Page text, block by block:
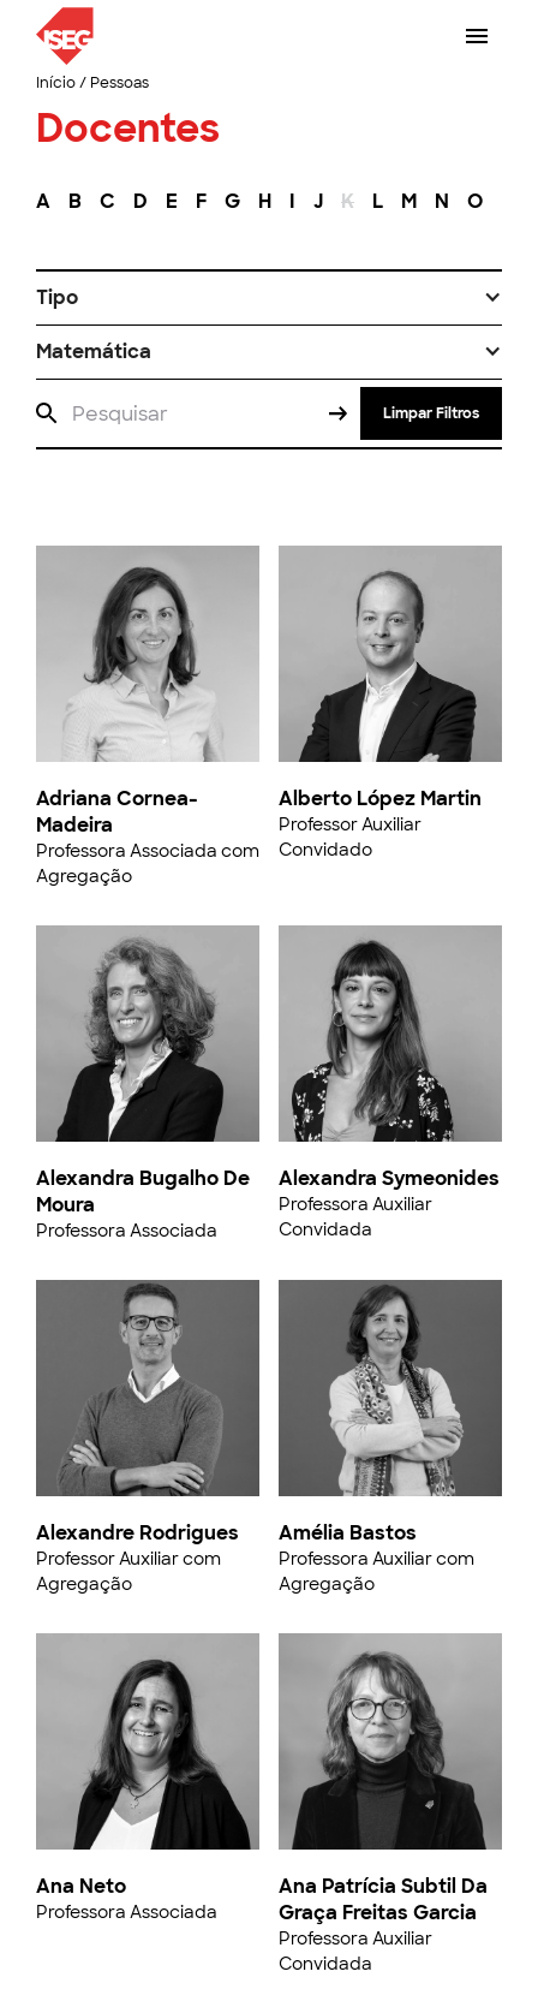
Início/ Pessoas
Docentes
A B C D E F G H I J K L M N O
Tipo
Matemática
Limpar Filtros
Adriana Cornea-
Madeira
Professora Associada com
Agregação
Alexandra Bugalho De
Moura
Professora Associada
Alexandre Rodrigues
Professor Auxiliar com
Agregação
Ana Neto
Professora Associada
Alberto López Martin
Professor Auxiliar
Convidado
Alexandra Symeonides
Professora Auxiliar
Convidada
Amélia Bastos
Professora Auxiliar com
Agregação
Ana Patrícia Subtil Da
Graça Freitas Garcia
Professora Auxiliar
Convidada